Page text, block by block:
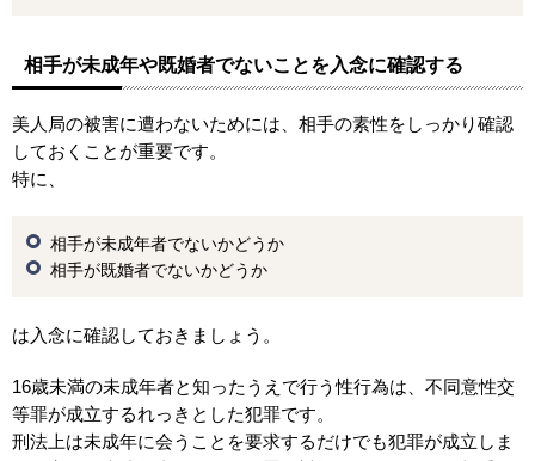
相手が未成年や既婚者でないことを入念に確認する
美人局の被害に遭わないためには、相手の素性をしっかり確認
しておくことが重要です。
特に、
相手が未成年者でないかどうか
相手が既婚者でないかどうか
は入念に確認しておきましょう。
16歳未満の未成年者と知ったうえで行う性行為は、不同意性交
等罪が成立するれっきとした犯罪です。
刑法上は未成年に会うことを要求するだけでも犯罪が成立しま